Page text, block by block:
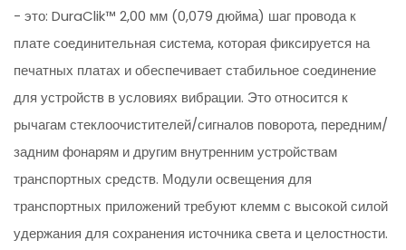
- это: DuraClik™ 2,00 мм (0,079 дюйма) шаг провода к
плате соединительная система, которая фиксируется на
печатных платах и обеспечивает стабильное соединение
для устройств в условиях вибрации. Это относится к
рычагам стеклоочистителей/сигналов поворота, передним/
задним фонарям и другим внутренним устройствам
транспортных средств. Модули освещения для
транспортных приложений требуют клемм с высокой силой
удержания для сохранения источника света и целостности.